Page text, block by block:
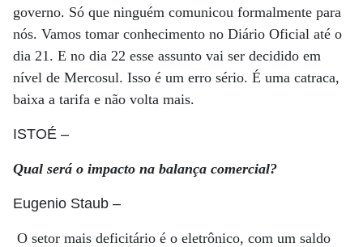
governo. Só que ninguém comunicou formalmente para
nós. Vamos tomar conhecimento no Diário Oficial até o
dia 21. E no dia 22 esse assunto vai ser decidido em
nível de Mercosul. Isso é um erro sério. É uma catraca,
baixa a tarifa e não volta mais.
ISTOÉ –
Qual será o impacto na balança comercial?
Eugenio Staub –
O setor mais deficitário é o eletrônico, com um saldo